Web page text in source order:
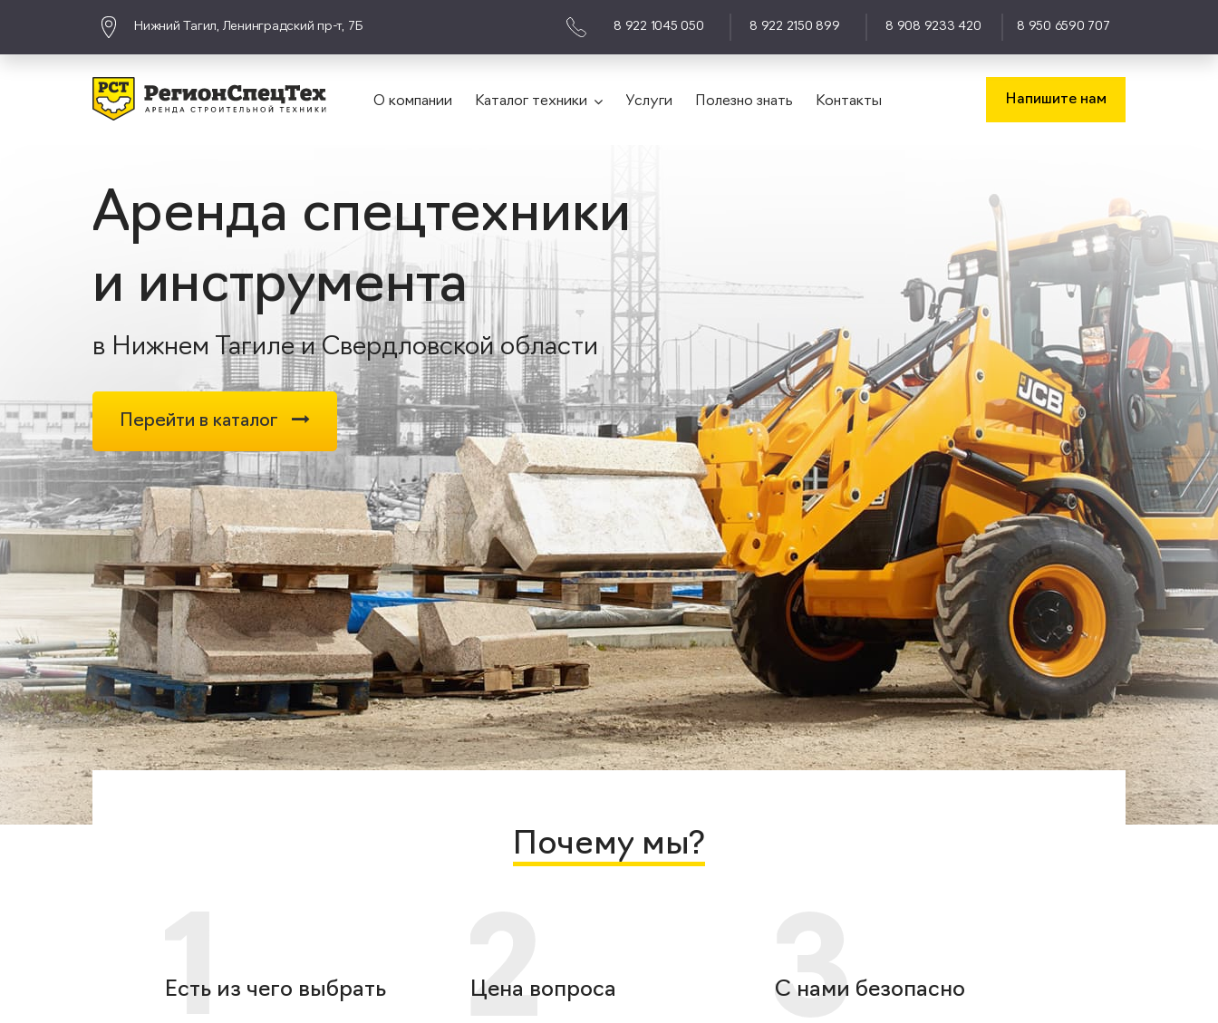
Нижний Тагил, Ленинградский пр-т, 7Б 8 922 1045 050 8 922 2150 899 8 908 9233 420 8 950 6590 707
О компании Каталог техники Услуги Полезно знать Контакты Напишите нам
Аренда спецтехники
и инструмента
в Нижнем Тагиле и Свердловской области
Перейти в каталог
Почему мы?
Есть из чего выбрать Цена вопроса С нами безопасно